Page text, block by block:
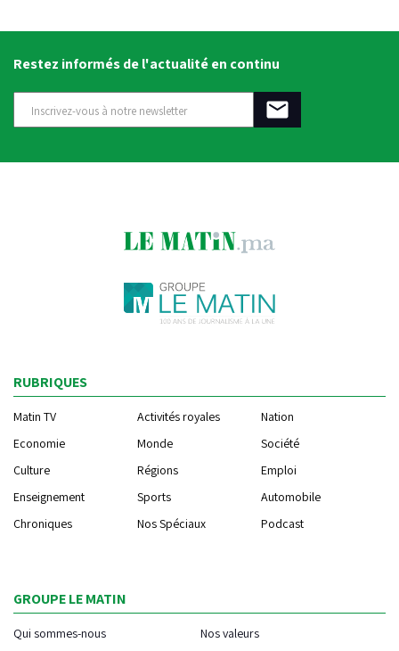
Restez informés de l'actualité en continu
RUBRIQUES
Matin TV Activités royales
Nation
Economie
Monde
Société
Culture
Régions
Emploi
Enseignement
Sports
Automobile
Chroniques
Nos Spéciaux Podcast
GROUPE LE MATIN
Qui sommes-nous
Nos valeurs